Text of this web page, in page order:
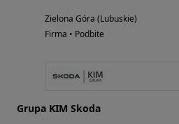
Zielona Góra (Lubuskie)
Firma • Podbite
Grupa KIM Skoda